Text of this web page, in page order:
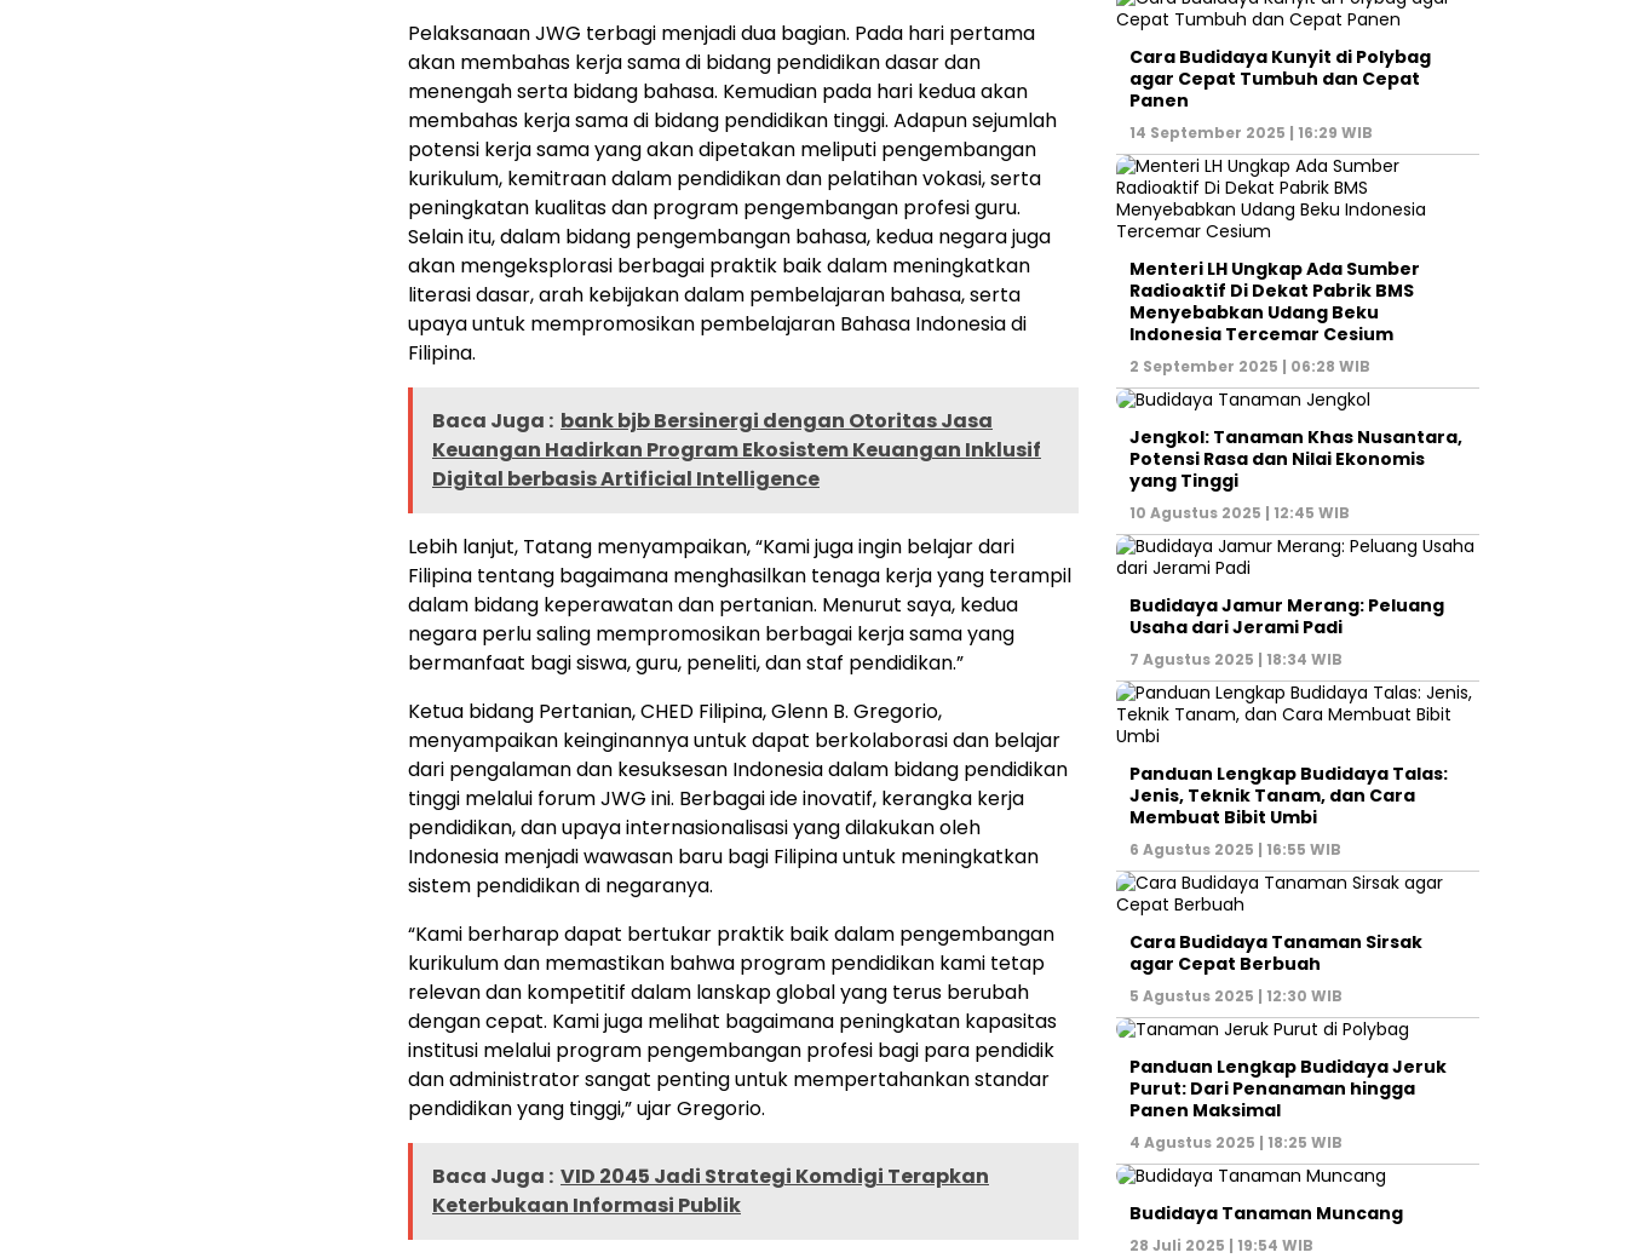
Pelaksanaan JWG terbagi menjadi dua bagian. Pada hari pertama
akan membahas kerja sama di bidang pendidikan dasar dan
menengah serta bidang bahasa. Kemudian pada hari kedua akan
membahas kerja sama di bidang pendidikan tinggi. Adapun sejumlah
potensi kerja sama yang akan dipetakan meliputi pengembangan
kurikulum, kemitraan dalam pendidikan dan pelatihan vokasi, serta
peningkatan kualitas dan program pengembangan profesi guru.
Selain itu, dalam bidang pengembangan bahasa, kedua negara juga
akan mengeksplorasi berbagai praktik baik dalam meningkatkan
literasi dasar, arah kebijakan dalam pembelajaran bahasa, serta
upaya untuk mempromosikan pembelajaran Bahasa Indonesia di
Filipina.
Baca Juga : bank bjb Bersinergi dengan Otoritas Jasa
Keuangan Hadirkan Program Ekosistem Keuangan Inklusif
Digital berbasis Artificial Intelligence
Lebih lanjut, Tatang menyampaikan, “Kami juga ingin belajar dari
Filipina tentang bagaimana menghasilkan tenaga kerja yang terampil
dalam bidang keperawatan dan pertanian. Menurut saya, kedua
negara perlu saling mempromosikan berbagai kerja sama yang
bermanfaat bagi siswa, guru, peneliti, dan staf pendidikan.”
Ketua bidang Pertanian, CHED Filipina, Glenn B. Gregorio,
menyampaikan keinginannya untuk dapat berkolaborasi dan belajar
dari pengalaman dan kesuksesan Indonesia dalam bidang pendidikan
tinggi melalui forum JWG ini. Berbagai ide inovatif, kerangka kerja
pendidikan, dan upaya internasionalisasi yang dilakukan oleh
Indonesia menjadi wawasan baru bagi Filipina untuk meningkatkan
sistem pendidikan di negaranya.
“Kami berharap dapat bertukar praktik baik dalam pengembangan
kurikulum dan memastikan bahwa program pendidikan kami tetap
relevan dan kompetitif dalam lanskap global yang terus berubah
dengan cepat. Kami juga melihat bagaimana peningkatan kapasitas
institusi melalui program pengembangan profesi bagi para pendidik
dan administrator sangat penting untuk mempertahankan standar
pendidikan yang tinggi,” ujar Gregorio.
Baca Juga : VID 2045 Jadi Strategi Komdigi Terapkan
Keterbukaan Informasi Publik
Cara Budidaya Kunyit di Polybag
agar Cepat Tumbuh dan Cepat
Panen
14 September 2025 | 16:29 WIB
Menteri LH Ungkap Ada Sumber
Radioaktif Di Dekat Pabrik BMS
Menyebabkan Udang Beku
Indonesia Tercemar Cesium
2 September 2025 | 06:28 WIB
Jengkol: Tanaman Khas Nusantara,
Potensi Rasa dan Nilai Ekonomis
yang Tinggi
10 Agustus 2025 | 12:45 WIB
Budidaya Jamur Merang: Peluang
Usaha dari Jerami Padi
7 Agustus 2025 | 18:34 WIB
Panduan Lengkap Budidaya Talas:
Jenis, Teknik Tanam, dan Cara
Membuat Bibit Umbi
6 Agustus 2025 | 16:55 WIB
Cara Budidaya Tanaman Sirsak
agar Cepat Berbuah
5 Agustus 2025 | 12:30 WIB
Panduan Lengkap Budidaya Jeruk
Purut: Dari Penanaman hingga
Panen Maksimal
4 Agustus 2025 | 18:25 WIB
Budidaya Tanaman Muncang
28 Juli 2025 | 19:54 WIB